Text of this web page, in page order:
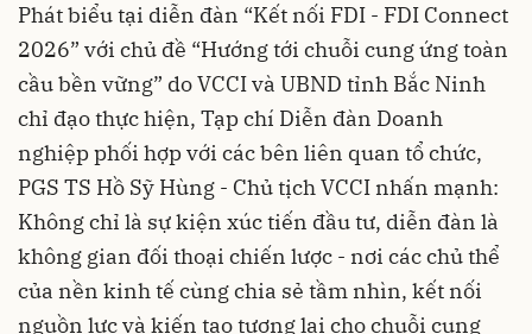
Phát biểu tại diễn đàn “Kết nối FDI - FDI Connect
2026” với chủ đề “Hướng tới chuỗi cung ứng toàn
cầu bền vững” do VCCI và UBND tỉnh Bắc Ninh
chỉ đạo thực hiện, Tạp chí Diễn đàn Doanh
nghiệp phối hợp với các bên liên quan tổ chức,
PGS TS Hồ Sỹ Hùng - Chủ tịch VCCI nhấn mạnh:
Không chỉ là sự kiện xúc tiến đầu tư, diễn đàn là
không gian đối thoại chiến lược - nơi các chủ thể
của nền kinh tế cùng chia sẻ tầm nhìn, kết nối
nguồn lực và kiến tạo tương lai cho chuỗi cung